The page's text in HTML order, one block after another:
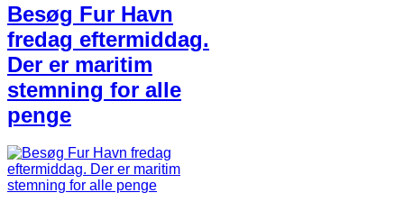
Besøg Fur Havn
fredag eftermiddag.
Der er maritim
stemning for alle
penge